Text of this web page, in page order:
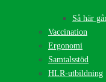
Så här
Vaccination
Ergonomi
Samtalsstöd
HLR-utbildning